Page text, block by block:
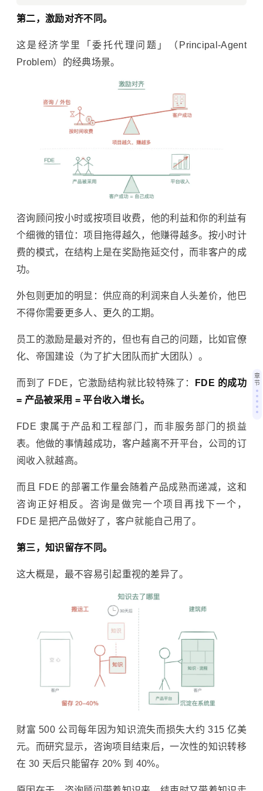
第二，激励对齐不同。
这是经济学里「委托代理问题」（Principal-Agent
Problem）的经典场景。
咨询顾问按小时或按项目收费，他的利益和你的利益有
个细微的错位：项目拖得越久，他赚得越多。按小时计
费的模式，在结构上是在奖励拖延交付，而非客户的成
功。
外包则更加的明显：供应商的利润来自人头差价，他巴
不得你需要更多人、更久的工期。
员工的激励是最对齐的，但也有自己的问题，比如官僚
化、帝国建设（为了扩大团队而扩大团队）。
而到了 FDE，它激励结构就比较特殊了：
FDE 的成功
= 产品被采用 = 平台收入增长。
FDE 隶属于产品和工程部门，而非服务部门的损益
表。他做的事情越成功，客户越离不开平台，公司的订
阅收入就越高。
而且 FDE 的部署工作量会随着产品成熟而递减，这和
咨询正好相反。咨询是做完一个项目再找下一个，
FDE 是把产品做好了，客户就能自己用了。
第三，知识留存不同。
这大概是，最不容易引起重视的差异了。
财富 500 公司每年因为知识流失而损失大约 315 亿美
元。而研究显示，咨询项目结束后，一次性的知识转移
在 30 天后只能留存 20% 到 40%。
章
节